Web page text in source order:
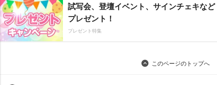
試写会、登壇イベント、サインチェキなど
プレゼント！
プレゼント特集
このページのトップへ